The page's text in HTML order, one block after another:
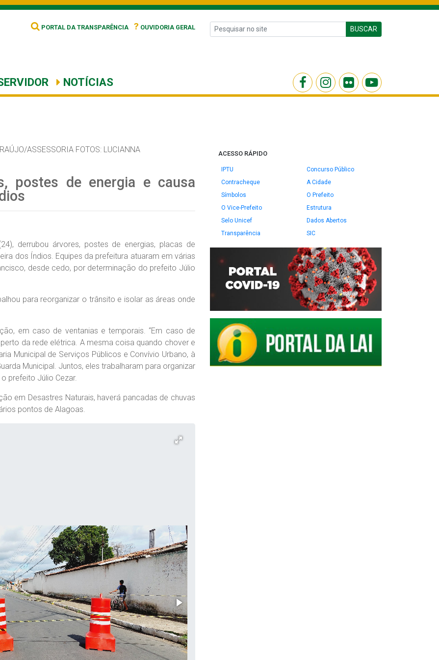
PORTAL DA TRANSPARÊNCIA ? OUVIDORIA GERAL BUSCAR
NOTÍCIAS
ASSESSORIA FOTOS: LUCIANNA
postes de energia e causa
derrubou árvores, postes de energias, placas de
dos Índios. Equipes da prefeitura atuaram em várias
desde cedo, por determinação do prefeito Júlio
para reorganizar o trânsito e isolar as áreas onde
em caso de ventanias e temporais. “Em caso de
da rede elétrica. A mesma coisa quando chover e
Municipal de Serviços Públicos e Convívio Urbano, à
Municipal. Juntos, eles trabalharam para organizar
prefeito Júlio Cezar.
em Desastres Naturais, haverá pancadas de chuvas
pontos de Alagoas.
ACESSO RÁPIDO
IPTU
Concurso Público
Contracheque
A Cidade
Símbolos
O Prefeito
O Vice-Prefeito
Estrutura
Selo Unicef
Dados Abertos
Transparência
SIC